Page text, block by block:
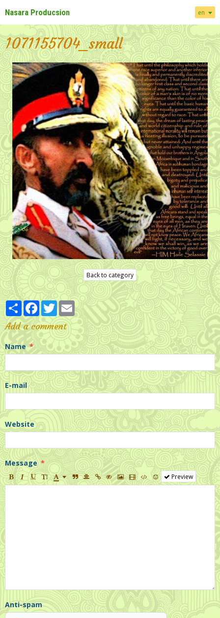
Nasara Producsion en
1071155704_small
Back to category
PartagerFacebook
TwitterEmail
Add a comment
Name
E-mail
Website
Message
Preview
Anti-spam